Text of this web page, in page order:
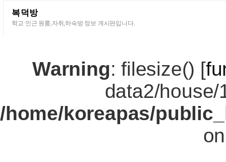
복덕방
학교 인근 원룸,자취,하숙방 정보 게시판입니다.
Warning: filesize() [
data2/
/home/koreapas/